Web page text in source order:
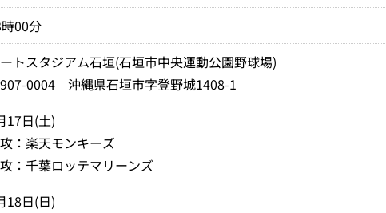
00分
トスタジアム石垣(石垣市中央運動公園野球場)
0004 沖縄県石垣市字登野城1408-1
17日(土)
：楽天モンキーズ
：千葉ロッテマリーンズ
18日(日)